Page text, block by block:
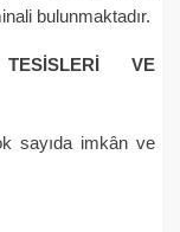
bulunmaktadır.
TESİSLERİ VE
sayıda imkân ve